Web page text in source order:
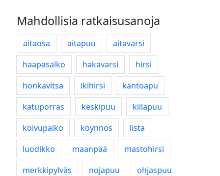
Mahdollisia ratkaisusanoja
aitaosa aitapuu
aitavarsi
haapasalko
hakavarsi
hirsi
honkavitsa
ikihirsi
kantoapu
katuporras
keskipuu
kiilapuu
koivupalko
köynnös
lista
luodikko
maanpää
mastohirsi
merkkipylväs
nojapuu
ohjaspuu